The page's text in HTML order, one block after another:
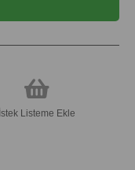
İstek Listeme Ekle